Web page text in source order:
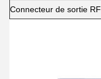
Connecteur de sortie RF